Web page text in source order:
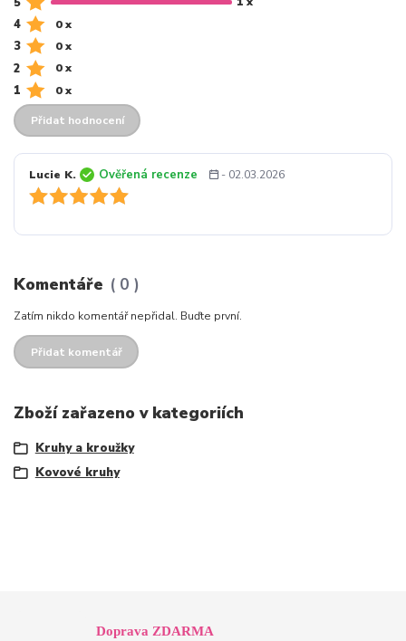
Přidat hodnocení
4 0 x
3 0 x
2 0 x
1 0 x
Lucie K. Ověřená recenze - 02.03.2026
Komentáře 0
Zatím nikdo komentář nepřidal. Buďte první.
Přidat komentář
Zboží zařazeno v kategoriích
Kruhy a kroužky
Kovové kruhy
Doprava ZDARMA